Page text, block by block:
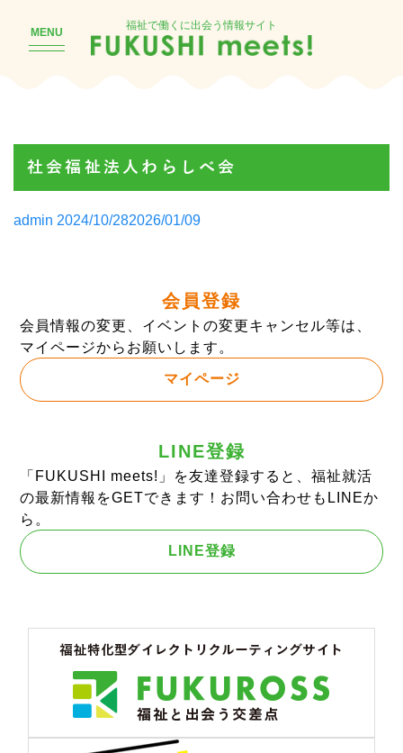
MENU
福祉で働くに出会う情報サイト
社会福祉法人わらしべ会
Posted
admin 2024/10/282026/01/09
会員登録
会員情報の変更、イベントの変更キャンセル等は、
マイページからお願いします。
マイページ
LINE登録
「FUKUSHI meets!」を友達登録すると、福祉就活
の最新情報をGETできます！お問い合わせもLINEか
ら。
LINE登録